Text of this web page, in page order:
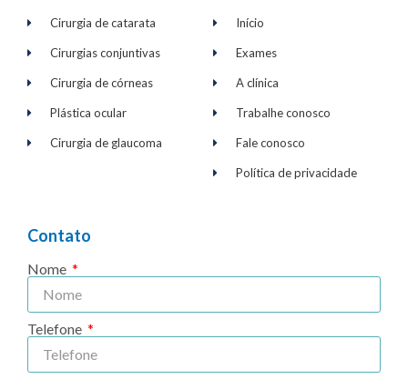
Cirurgia de catarata
Cirurgias conjuntivas
Cirurgia de córneas
Plástica ocular
Cirurgia de glaucoma
Início
Exames
A clínica
Trabalhe conosco
Fale conosco
Política de privacidade
Contato
Nome
Telefone